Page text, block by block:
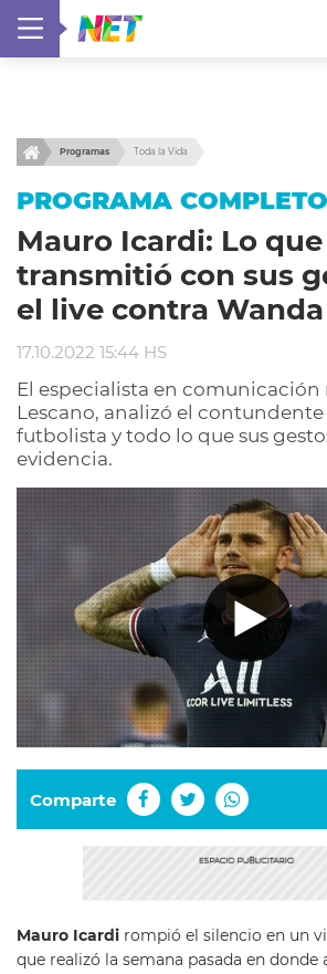
Programas Toda la Vida
PROGRAMA
Mauro Icardi: Lo que
transmitió con sus
el live contra
17.10.2022 15:44 HS
El especialista en comunicación
Lescano, analizó el contundente
futbolista y todo lo que sus
evidencia.
Comparte
Mauro Icardi rompió el silencio en un
que realizó la semana pasada en donde